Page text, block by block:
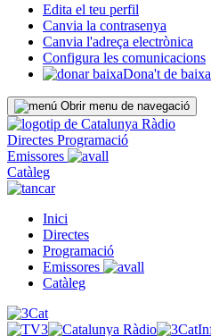
Edita el teu perfil
Canvia la contrasenya
Canvia l'adreça electrònica
Configura les comunicacions
Dona't de baixa
Obrir menu de navegació
Directes Programació
Emissores
Catàleg
Inici
Directes
Programació
Emissores
Catàleg